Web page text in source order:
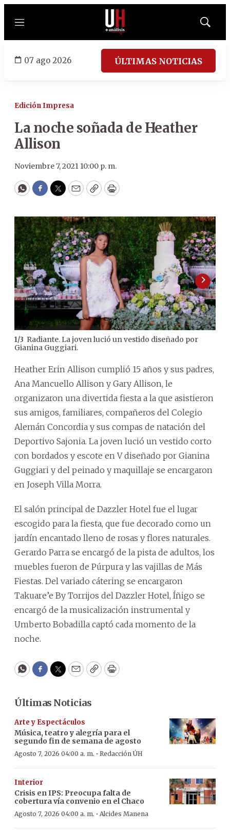
Menú
Mostrar
07 ago 2026 ÚLTIMAS NOTICIAS
Edición Impresa
La noche soñada de Heather
Allison
Noviembre 7, 2021 10:00 p. m.
WhatsApp
Facebook
Twitter
EmailCopyPrint
1/3 Radiante. La joven lució un vestido diseñado por
Gianina Guggiari.
Heather Erin Allison cumplió 15 años y sus padres,
Ana Mancuello Allison y Gary Allison, le
organizaron una divertida fiesta a la que asistieron
sus amigos, familiares, compañeros del Colegio
Alemán Concordia y sus compas de natación del
Deportivo Sajonia. La joven lució un vestido corto
con bordados y escote en V diseñado por Gianina
Guggiari y del peinado y maquillaje se encargaron
en Joseph Villa Morra.
El salón principal de Dazzler Hotel fue el lugar
escogido para la fiesta, que fue decorado como un
jardín encantado lleno de rosas y flores naturales.
Gerardo Parra se encargó de la pista de adultos, los
muebles fueron de Púrpura y las vajillas de Más
Fiestas. Del variado cátering se encargaron
Takuare’e By Torrijos del Dazzler Hotel, Íñigo se
encargó de la musicalización instrumental y
Umberto Bobadilla captó cada momento de la
noche.
WhatsApp
Facebook
Twitter
EmailCopyPrint
Últimas Noticias
Arte y Espectáculos
Música, teatro y alegría para el
segundo fin de semana de agosto
Agosto 7, 2026 04:00 a. m. · Redacción ÚH
Interior
Crisis en IPS: Preocupa falta de
cobertura vía convenio en el Chaco
Agosto 7, 2026 04:00 a. m. · Alcides Manena